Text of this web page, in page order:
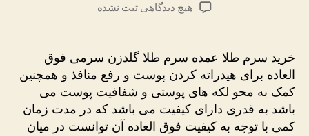
هیچ دیدگاهیبرای
طلا
عمده
گلدزن
اصل
ثبت نشده
خرید سرم طلا عمده سرم طلا گلدزن سرمی فوق
العاده برای هیدراته کردن پوست و رفع منافذ و همچنین
کمک به محو لکه های پوستی و شفافیت پوست می
باشد به قدری دارای کیفیت می باشد که در مدت زمان
کمی با توجه به کیفیت فوق العاده آن توانست در میان